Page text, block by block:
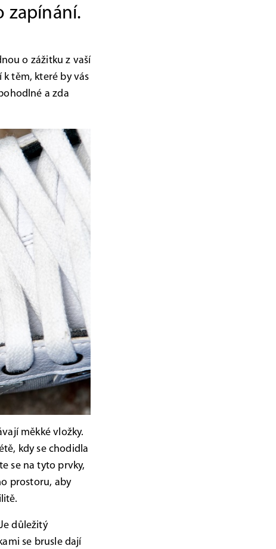
zapínání.
o zážitku z vaší
těm, které by vás
a zda
měkké vložky.
kdy se chodidla
se na tyto prvky,
prostoru, aby
důležitý
se brusle dají